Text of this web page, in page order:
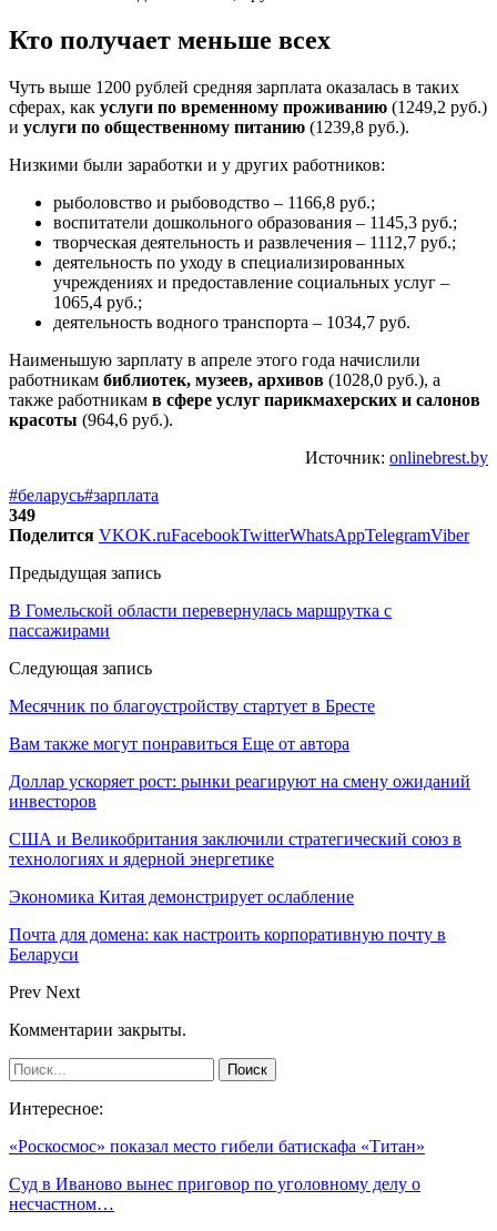
Кто получает меньше всех
Чуть выше 1200 рублей средняя зарплата оказалась в таких
сферах, как услуги по временному проживанию (1249,2 руб.)
и услуги по общественному питанию (1239,8 руб.).
Низкими были заработки и у других работников:
рыболовство и рыбоводство – 1166,8 руб.;
воспитатели дошкольного образования – 1145,3 руб.;
творческая деятельность и развлечения – 1112,7 руб.;
деятельность по уходу в специализированных
учреждениях и предоставление социальных услуг –
1065,4 руб.;
деятельность водного транспорта – 1034,7 руб.
Наименьшую зарплату в апреле этого года начислили
работникам библиотек, музеев, архивов (1028,0 руб.), а
также работникам в сфере услуг парикмахерских и салонов
красоты (964,6 руб.).
Источник: onlinebrest.by
#беларусь#зарплата
349
Поделится VKOK.ruFacebookTwitterWhatsAppTelegramViber
Предыдущая запись
В Гомельской области перевернулась маршрутка с
пассажирами
Следующая запись
Месячник по благоустройству стартует в Бресте
Вам также могут понравиться Еще от автора
Доллар ускоряет рост: рынки реагируют на смену ожиданий
инвесторов
США и Великобритания заключили стратегический союз в
технологиях и ядерной энергетике
Экономика Китая демонстрирует ослабление
Почта для домена: как настроить корпоративную почту в
Беларуси
Prev Next
Комментарии закрыты.
Интересное:
«Роскосмос» показал место гибели батискафа «Титан»
Суд в Иваново вынес приговор по уголовному делу о
несчастном…